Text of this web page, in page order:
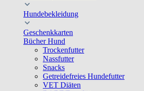
Hundebekleidung
Geschenkkarten
Bücher Hund
Trockenfutter
Nassfutter
Snacks
Getreidefreies Hundefutter
VET Diäten